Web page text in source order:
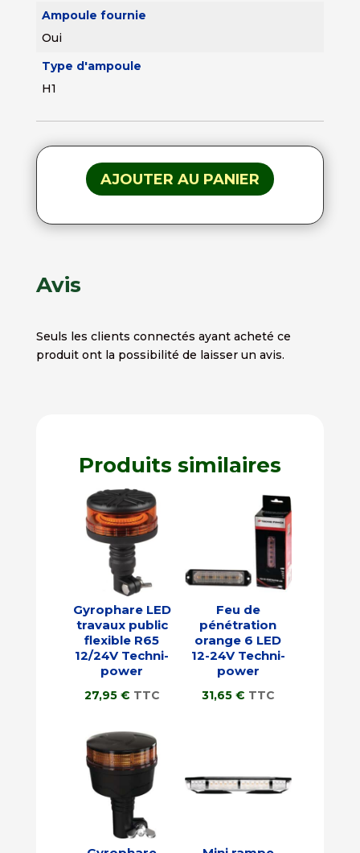
Ampoule fournie
Oui
Type d'ampoule
H1
AJOUTER AU PANIER
Avis
Seuls les clients connectés ayant acheté ce
produit ont la possibilité de laisser un avis.
Produits similaires
Gyrophare LED
travaux public
flexible R65
12/24V Techni-
power
27,95 € TTC
Feu de
pénétration
orange 6 LED
12-24V Techni-
power
31,65 € TTC